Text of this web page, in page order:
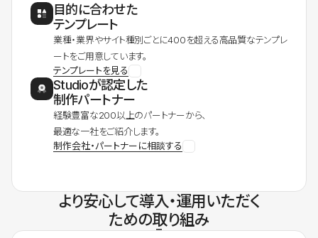
目的に合わせた
テンプレート
業種・業界やサイト種別ごとに400を超える高品質なテンプレ
ートをご用意しています。
テンプレートを見る
Studioが認定した
制作パートナー
経験豊富な200以上のパートナーから、
最適な一社をご紹介します。
制作会社・パートナーに相談する
より安心して導入・運用いただく
ための取り組み